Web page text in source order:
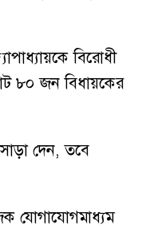
বিরোধী
৮০ জন বিধায়কের
দেন, তবে
যোগাযোগমাধ্যম